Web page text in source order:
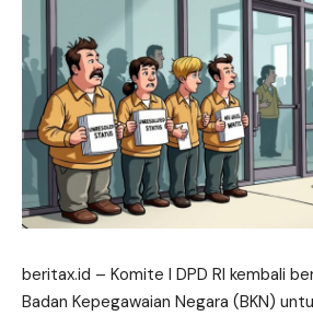
beritax.id – Komite I DPD RI kembali
Badan Kepegawaian Negara (BKN)